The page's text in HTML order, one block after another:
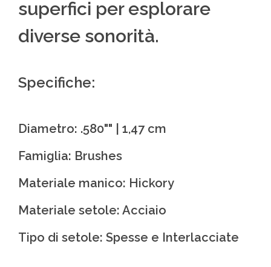
superfici per esplorare
diverse sonorità.
Specifiche:
Diametro: .580"" | 1,47 cm
Famiglia: Brushes
Materiale manico: Hickory
Materiale setole: Acciaio
Tipo di setole: Spesse e Interlacciate